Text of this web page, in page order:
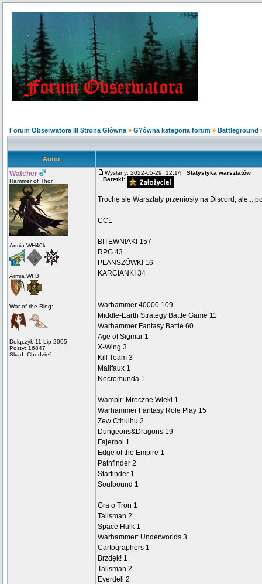
Forum Obserwatora III Strona Główna » G?ówna kategoria forum » Battleground
Autor
Watcher
Hammer of Thor
Armia WH40k:
Armia WFB:
War of the Ring:
Dołączył: 11 Lip 2005
Posty: 16847
Skąd: Chodzież
Wysłany: 2022-05-29, 12:14 Statystyka warsztatów
Baretki:
Trochę się Warsztaty przeniosły na Discord, ale...
CCL
BITEWNIAKI 157
RPG 43
PLANSZÓWKI 16
KARCIANKI 34
Warhammer 40000 109
Middle-Earth Strategy Battle Game 11
Warhammer Fantasy Battle 60
Age of Sigmar 1
X-Wing 3
Kill Team 3
Malifaux 1
Necromunda 1
Wampir: Mroczne Wieki 1
Warhammer Fantasy Role Play 15
Zew Cthulhu 2
Dungeons&Dragons 19
Fajerbol 1
Edge of the Empire 1
Pathfinder 2
Starfinder 1
Soulbound 1
Gra o Tron 1
Talisman 2
Space Hulk 1
Warhammer: Underworlds 3
Cartographers 1
Brzdęk! 1
Talisman 2
Everdell 2